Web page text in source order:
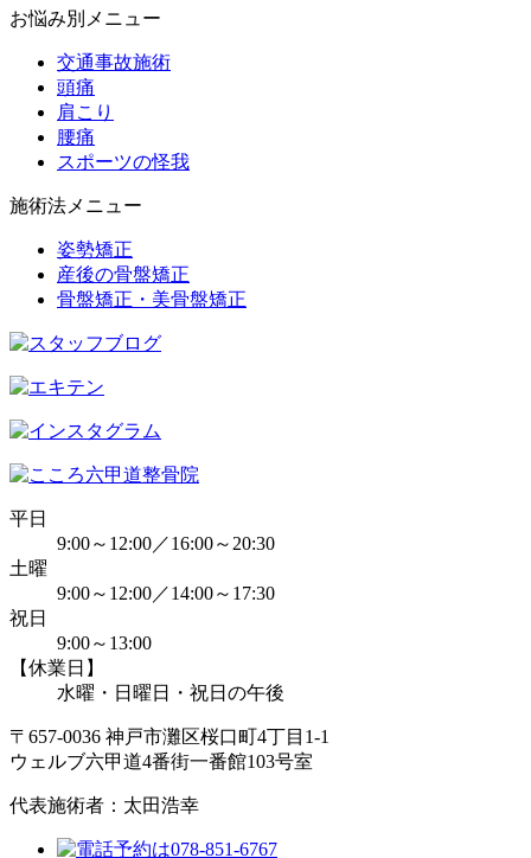
お悩み別メニュー
交通事故施術
頭痛
肩こり
腰痛
スポーツの怪我
施術法メニュー
姿勢矯正
産後の骨盤矯正
骨盤矯正・美骨盤矯正
平日
9:00～12:00／16:00～20:30
土曜
9:00～12:00／14:00～17:30
祝日
9:00～13:00
【休業日】
水曜・日曜日・祝日の午後
〒657-0036 神戸市灘区桜口町4丁目1-1
ウェルブ六甲道4番街一番館103号室
代表施術者：太田浩幸